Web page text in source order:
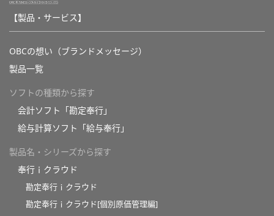
【製品・サービス】
OBCの想い（ブランドメッセージ）
製品一覧
ソフトの種類から探す
会計ソフト「勘定奉行」
給与計算ソフト「給与奉行」
製品名・シリーズから探す
奉行ｉクラウド
勘定奉行ｉクラウド
勘定奉行ｉクラウド[個別原価管理編]